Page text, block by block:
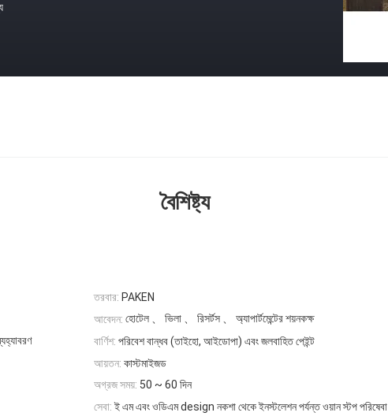
বৈশিষ্ট্য
তরবার: PAKEN
আবেদন: হোটেল 、 ভিলা 、 রিসর্টস 、 অ্যাপার্টমেন্টের শয়নকক্ষ
বার্ণিশ: পরিবেশ বান্ধব (তাইহো, আইডোপা) এবং জলবাহিত পেইন্ট
আয়তন: কাস্টমাইজড
অগ্রজ সময়: 50 ~ 60 দিন
সেবা: ই এম এবং ওডিএম design নকশা থেকে ইনস্টলেশন পর্যন্ত ওয়ান স্টপ পরিষেবা